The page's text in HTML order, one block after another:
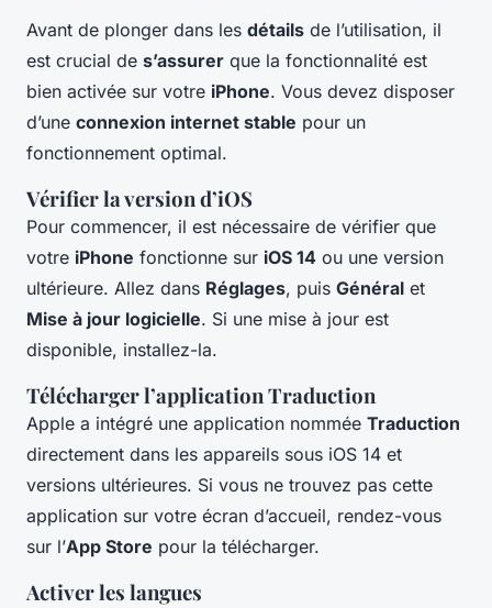
Avant de plonger dans les détails de l’utilisation, il
est crucial de s’assurer que la fonctionnalité est
bien activée sur votre iPhone. Vous devez disposer
d’une connexion internet stable pour un
fonctionnement optimal.
Vérifier la version d’iOS
Pour commencer, il est nécessaire de vérifier que
votre iPhone fonctionne sur iOS 14 ou une version
ultérieure. Allez dans Réglages, puis Général et
Mise à jour logicielle. Si une mise à jour est
disponible, installez-la.
Télécharger l’application Traduction
Apple a intégré une application nommée Traduction
directement dans les appareils sous iOS 14 et
versions ultérieures. Si vous ne trouvez pas cette
application sur votre écran d’accueil, rendez-vous
sur l’App Store pour la télécharger.
Activer les langues